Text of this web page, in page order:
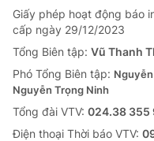
Giấy phép hoạt động báo
cấp ngày 29/12/2023
Tổng Biên tập: Vũ Thanh
Phó Tổng Biên tập:
Nguyễn Trọng Ninh
Tổng đài VTV: 024.38 355
Ðiện thoại Thời báo VTV: